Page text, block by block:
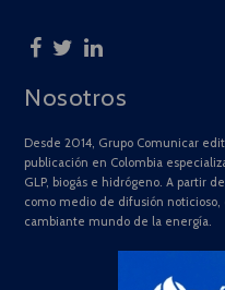
Nosotros
Desde 2014, Grupo Comunicar
publicación en Colombia
GLP, biogás e hidrógeno. A partir
como medio de difusión
cambiante mundo de la energía.